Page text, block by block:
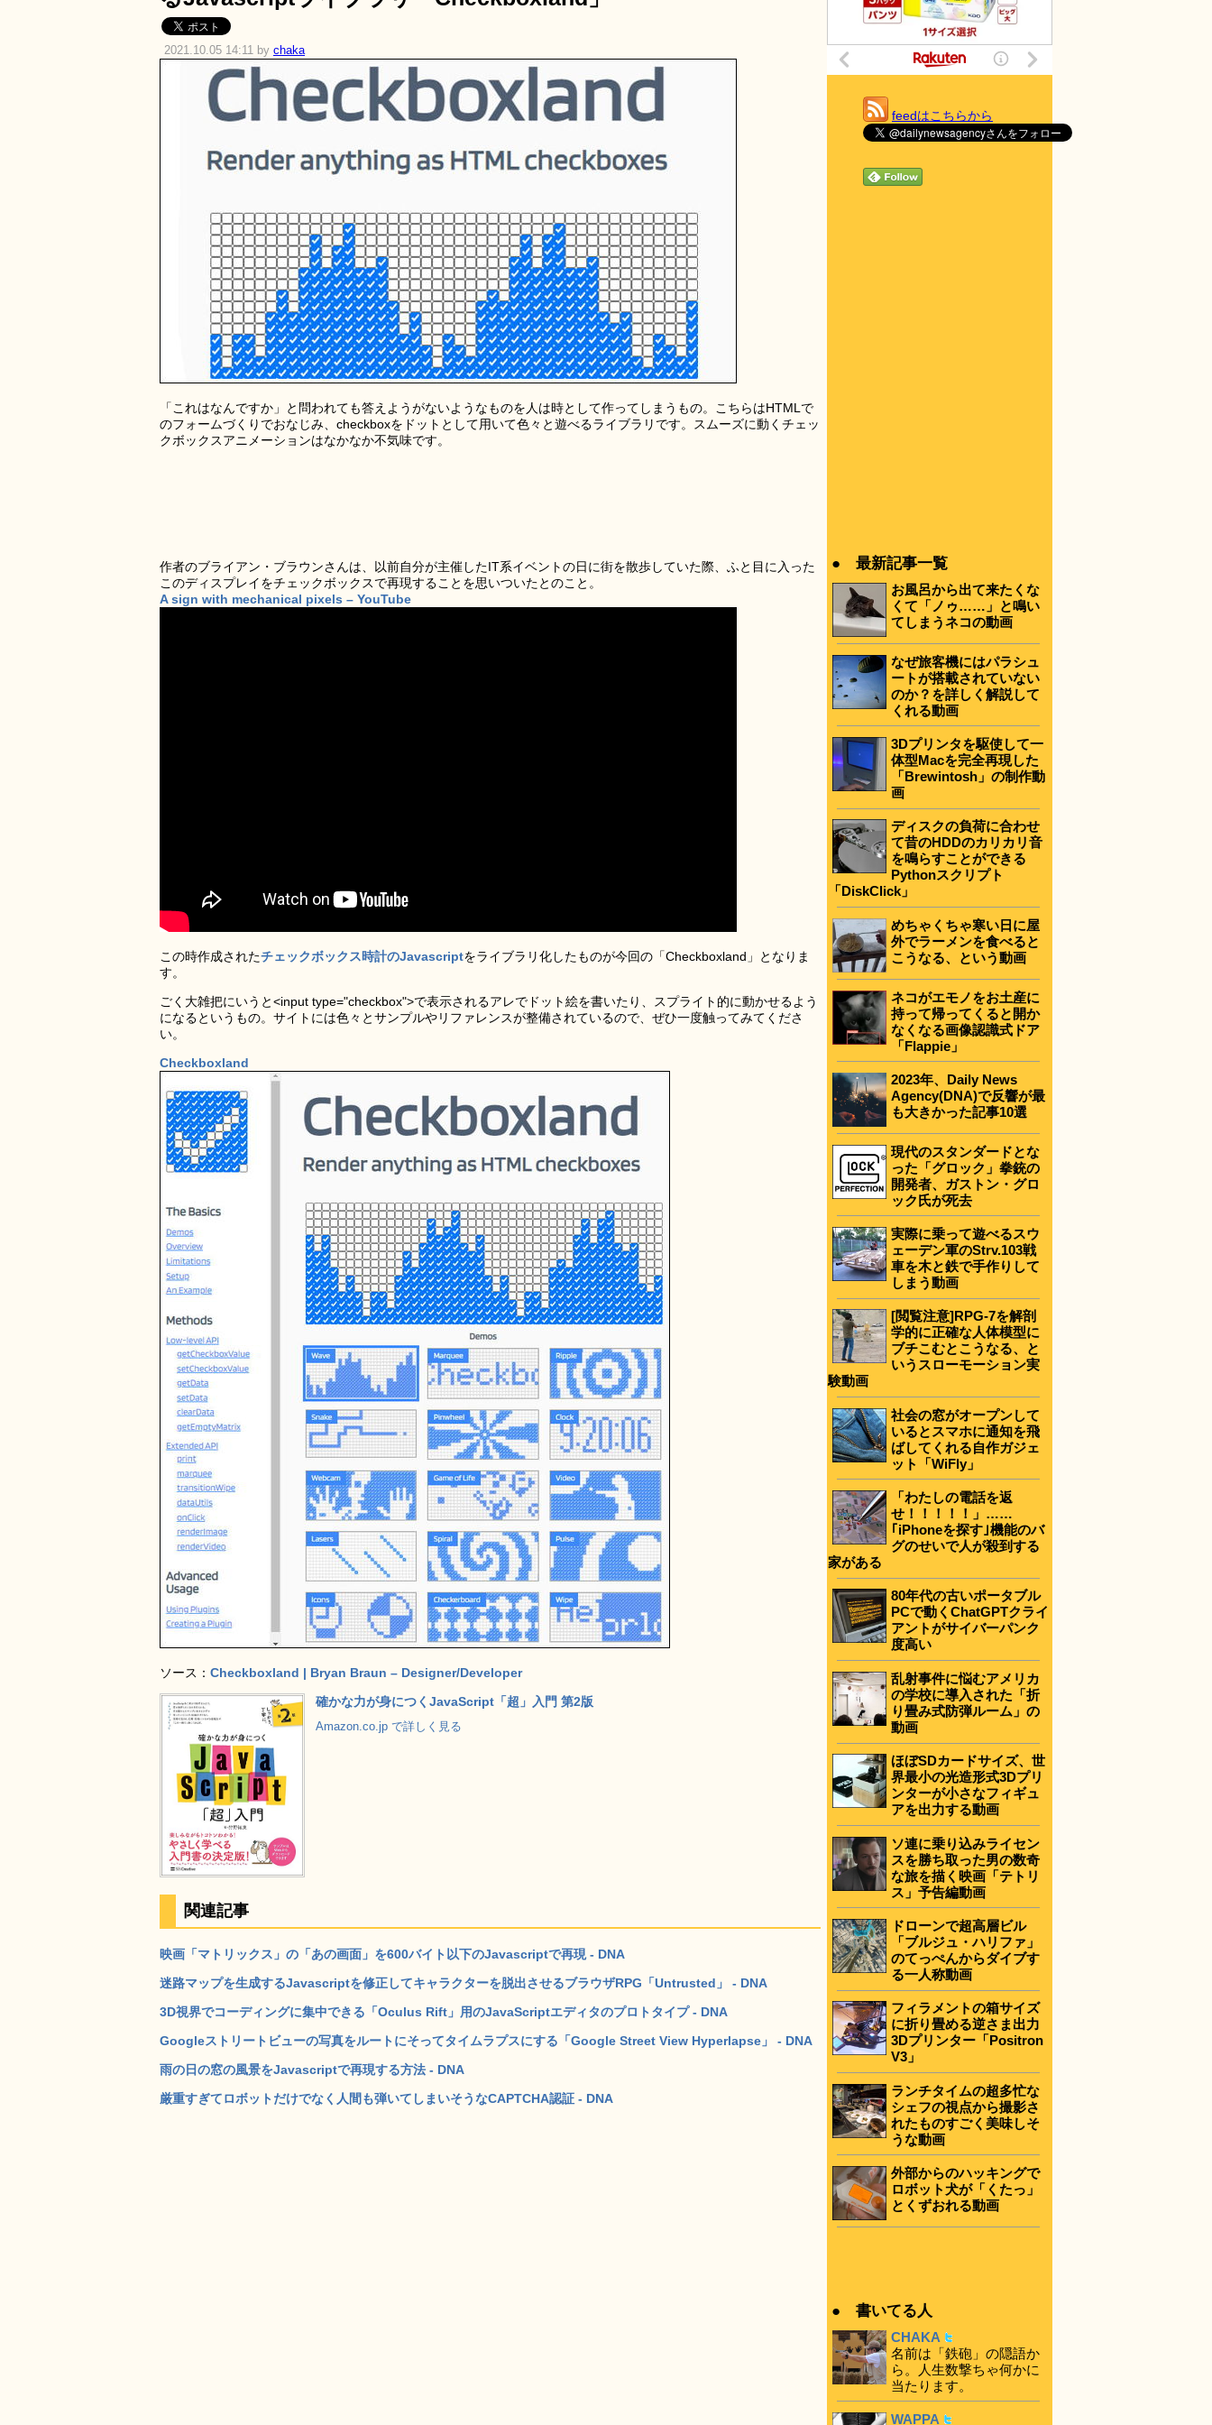
2021.10.05 14:11 by chaka
「これはなんですか」と問われても答えようがないようなものを人は時として作ってしまうもの。こちらはHTMLで
のフォームづくりでおなじみ、checkboxをドットとして用いて色々と遊べるライブラリです。スムーズに動くチェッ
クボックスアニメーションはなかなか不気味です。
作者のブライアン・ブラウンさんは、以前自分が主催したIT系イベントの日に街を散歩していた際、ふと目に入った
このディスプレイをチェックボックスで再現することを思いついたとのこと。
A sign with mechanical pixels – YouTube
この時作成されたチェックボックス時計のJavascriptをライブラリ化したものが今回の「Checkboxland」となりま
す。
ごく大雑把にいうと<input type="checkbox">で表示されるアレでドット絵を書いたり、スプライト的に動かせるよう
になるというもの。サイトには色々とサンプルやリファレンスが整備されているので、ぜひ一度触ってみてくださ
い。
Checkboxland
ソース： Checkboxland | Bryan Braun – Designer/Developer
確かな力が身につくJavaScript「超」入門 第2版
Amazon.co.jp で詳しく見る
関連記事
映画「マトリックス」の「あの画面」を600バイト以下のJavascriptで再現 - DNA
迷路マップを生成するJavascriptを修正してキャラクターを脱出させるブラウザRPG「Untrusted」 - DNA
3D視界でコーディングに集中できる「Oculus Rift」用のJavaScriptエディタのプロトタイプ - DNA
Googleストリートビューの写真をルートにそってタイムラプスにする「Google Street View Hyperlapse」 - DNA
雨の日の窓の風景をJavascriptで再現する方法 - DNA
厳重すぎてロボットだけでなく人間も弾いてしまいそうなCAPTCHA認証 - DNA
feedはこちらから
● 最新記事一覧
お風呂から出て来たくな
くて「ノゥ……」と鳴い
てしまうネコの動画
なぜ旅客機にはパラシュ
ートが搭載されていない
のか？を詳しく解説して
くれる動画
3Dプリンタを駆使して一
体型Macを完全再現した
「Brewintosh」の制作動
画
ディスクの負荷に合わせ
て昔のHDDのカリカリ音
を鳴らすことができる
Pythonスクリプト
「DiskClick」
めちゃくちゃ寒い日に屋
外でラーメンを食べると
こうなる、という動画
ネコがエモノをお土産に
持って帰ってくると開か
なくなる画像認識式ドア
「Flappie」
2023年、Daily News
Agency(DNA)で反響が最
も大きかった記事10選
現代のスタンダードとな
った「グロック」拳銃の
開発者、ガストン・グロ
ック氏が死去
実際に乗って遊べるスウ
ェーデン軍のStrv.103戦
車を木と鉄で手作りして
しまう動画
[閲覧注意]RPG-7を解剖
学的に正確な人体模型に
ブチこむとこうなる、と
いうスローモーション実
験動画
社会の窓がオープンして
いるとスマホに通知を飛
ばしてくれる自作ガジェ
ット「WiFly」
「わたしの電話を返
せ！！！！！」……
｢iPhoneを探す｣機能のバ
グのせいで人が殺到する
家がある
80年代の古いポータブル
PCで動くChatGPTクライ
アントがサイバーパンク
度高い
乱射事件に悩むアメリカ
の学校に導入された「折
り畳み式防弾ルーム」の
動画
ほぼSDカードサイズ、世
界最小の光造形式3Dプリ
ンターが小さなフィギュ
アを出力する動画
ソ連に乗り込みライセン
スを勝ち取った男の数奇
な旅を描く映画「テトリ
ス」予告編動画
ドローンで超高層ビル
「ブルジュ・ハリファ」
のてっぺんからダイブす
る一人称動画
フィラメントの箱サイズ
に折り畳める逆さま出力
3Dプリンター「Positron
V3」
ランチタイムの超多忙な
シェフの視点から撮影さ
れたものすごく美味しそ
うな動画
外部からのハッキングで
ロボット犬が「くたっ」
とくずおれる動画
● 書いてる人
CHAKA
名前は「鉄砲」の隠語か
ら。人生数撃ちゃ何かに
当たります。
WAPPA